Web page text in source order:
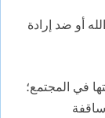
أو ضد إرادة
في المجتمع؛